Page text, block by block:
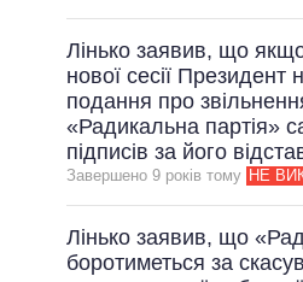
Лінько заявив, що
нової сесії Президент
подання про
«Радикальна партія»
підписів за його
Завершено 9 рокiв тому НЕ
Лінько заявив, що
боротиметься за